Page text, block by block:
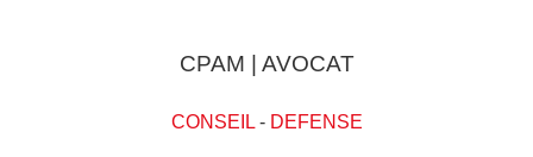
CPAM | AVOCAT
CONSEIL- DEFENSE